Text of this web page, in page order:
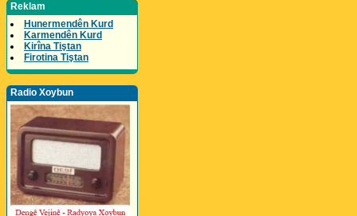
Reklam
Hunermendên Kurd
Karmendên Kurd
Kirîna Tiştan
Firotina Tiştan
Radio Xoybun